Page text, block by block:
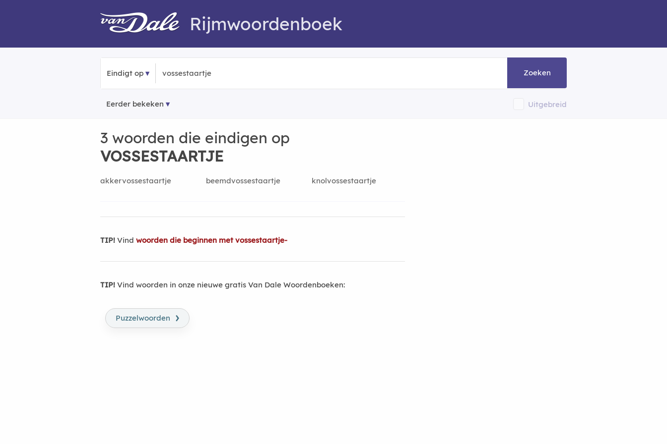
Rijmwoordenboek
Eindigt op Zoeken
Eerder bekeken Uitgebreid
3 woorden die eindigen op
VOSSESTAARTJE
akkervossestaartje beemdvossestaartje knolvossestaartje
TIP! Vind woorden die beginnen met vossestaartje-
TIP! Vind woorden in onze nieuwe gratis Van Dale Woordenboeken:
Puzzelwoorden ›